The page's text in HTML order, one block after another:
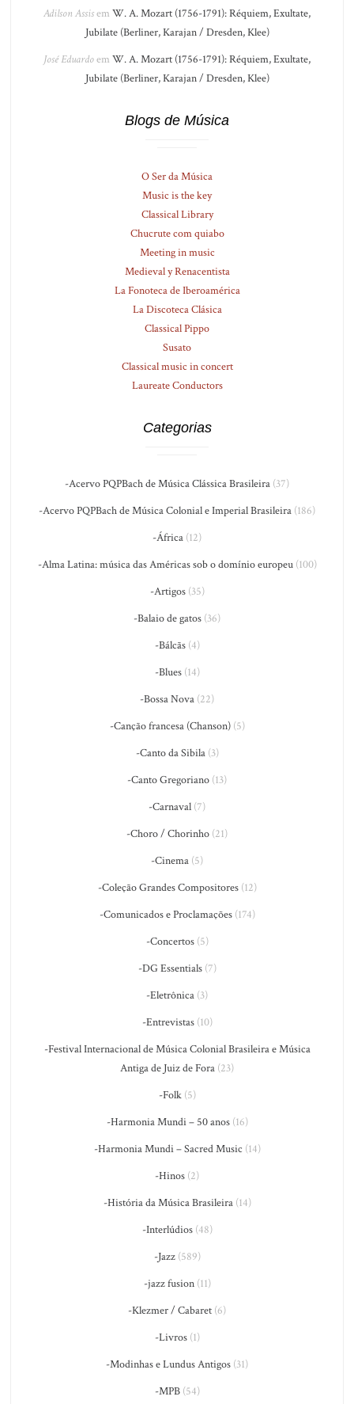
Adilson Assisem W. A. Mozart (1756-1791): Réquiem, Exultate,
Jubilate (Berliner, Karajan / Dresden, Klee)
José Eduardoem W. A. Mozart (1756-1791): Réquiem, Exultate,
Jubilate (Berliner, Karajan / Dresden, Klee)
Blogs de Música
O Ser da Música
Music is the key
Classical Library
Chucrute com quiabo
Meeting in music
Medieval y Renacentista
La Fonoteca de Iberoamérica
La Discoteca Clásica
Classical Pippo
Susato
Classical music in concert
Laureate Conductors
Categorias
-Acervo PQPBach de Música Clássica Brasileira (37)
-Acervo PQPBach de Música Colonial e Imperial Brasileira (186)
-África (12)
-Alma Latina: música das Américas sob o domínio europeu(100)
-Artigos(35)
-Balaio de gatos (36)
-Bálcãs(4)
-Blues(14)
-Bossa Nova (22)
-Canção francesa (Chanson)(5)
-Canto da Sibila(3)
-Canto Gregoriano (13)
-Carnaval (7)
-Choro / Chorinho (21)
-Cinema (5)
-Coleção Grandes Compositores(12)
-Comunicados e Proclamações(174)
-Concertos(5)
-DG Essentials(7)
-Eletrônica (3)
-Entrevistas(10)
-Festival Internacional de Música Colonial Brasileira e Música
Antiga de Juiz de Fora (23)
-Folk(5)
-Harmonia Mundi – 50 anos(16)
-Harmonia Mundi – Sacred Music (14)
-Hinos (2)
-História da Música Brasileira(14)
-Interlúdios(48)
-Jazz(589)
-jazz fusion(11)
-Klezmer / Cabaret (6)
-Livros(1)
-Modinhas e Lundus Antigos (31)
-MPB(54)